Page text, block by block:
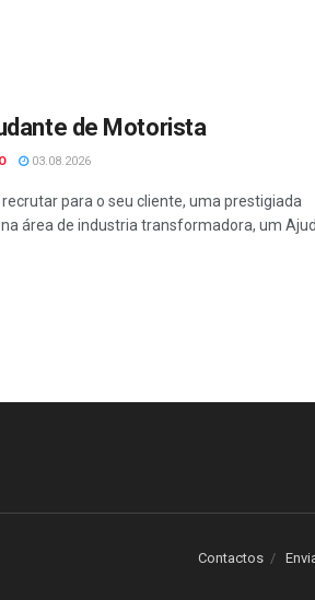
de Motorista
03.08.2026
para o seu cliente, uma prestigiada
área de industria transformadora, um
Contactos